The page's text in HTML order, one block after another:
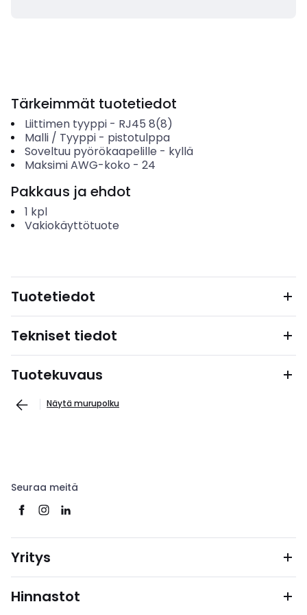
Tärkeimmät tuotetiedot
Liittimen tyyppi- RJ45 8(8)
Malli / Tyyppi- pistotulppa
Soveltuu pyörökaapelille - kyllä
Maksimi AWG-koko - 24
Pakkaus ja ehdot
1 kpl
Vakiokäyttötuote
Tuotetiedot
Tekniset tiedot
Tuotekuvaus
Näytä murupolku
Seuraa meitä
Yritys
Hinnastot